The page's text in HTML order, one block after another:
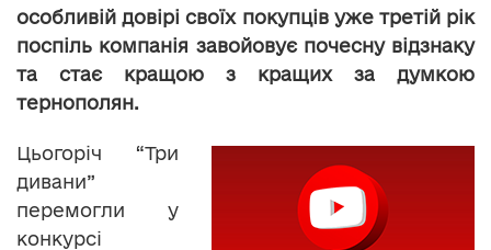
особливій довірі своїх покупців уже третій рік
поспіль компанія завойовує почесну відзнаку
та стає кращою з кращих за думкою
тернополян.
Цьогоріч “Три
дивани”
перемогли у
конкурсі